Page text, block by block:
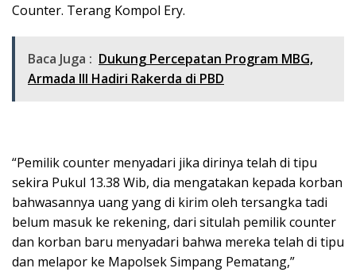
Counter. Terang Kompol Ery.
Baca Juga : Dukung Percepatan Program MBG,
Armada III Hadiri Rakerda di PBD
“Pemilik counter menyadari jika dirinya telah di tipu
sekira Pukul 13.38 Wib, dia mengatakan kepada korban
bahwasannya uang yang di kirim oleh tersangka tadi
belum masuk ke rekening, dari situlah pemilik counter
dan korban baru menyadari bahwa mereka telah di tipu
dan melapor ke Mapolsek Simpang Pematang,”